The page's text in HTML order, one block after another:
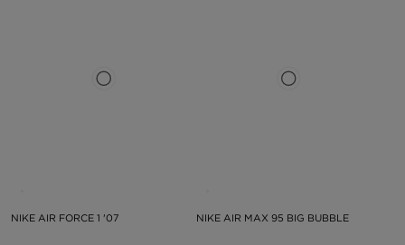
NIKE AIR FORCE 1 '07 NIKE AIR MAX 95 BIG BUBBLE